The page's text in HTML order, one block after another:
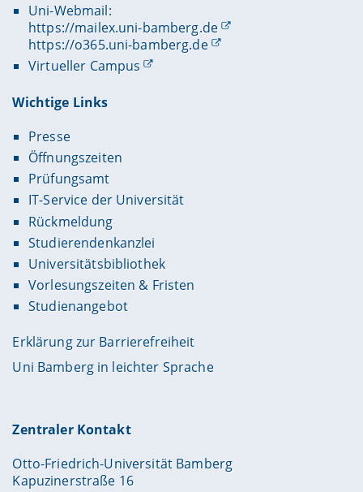
Uni-Webmail:
https://mailex.uni-bamberg.de
https://o365.uni-bamberg.de
Virtueller Campus
Wichtige Links
Presse
Öffnungszeiten
Prüfungsamt
IT-Service der Universität
Rückmeldung
Studierendenkanzlei
Universitätsbibliothek
Vorlesungszeiten & Fristen
Studienangebot
Erklärung zur Barrierefreiheit
Uni Bamberg in leichter Sprache
Zentraler Kontakt
Otto-Friedrich-Universität Bamberg
Kapuzinerstraße 16